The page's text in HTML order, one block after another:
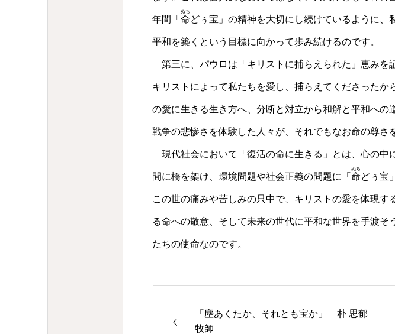
年間「 命
ぬち
どぅ宝」の精神を大切にし続けているように、
平和を築くという目標に向かって歩み続けるのです。
第三に、パウロは「キリストに捕らえられた」恵みを
キリストによって私たちを愛し、捕らえてくださった
の愛に生きる生き方へ、分断と対立から和解と平和への
戦争の悲惨さを体験した人々が、それでもなお命の尊さ
現代社会において「復活の命に生きる」とは、心の中
間に橋を架け、環境問題や社会正義の問題に「 命
ぬち
どぅ宝
この世の痛みや苦しみの只中で、キリストの愛を体現
る命への敬意、そして未来の世代に平和な世界を手渡
たちの使命なのです。
「塵あくたか、それとも宝か」 朴 思郁
牧師